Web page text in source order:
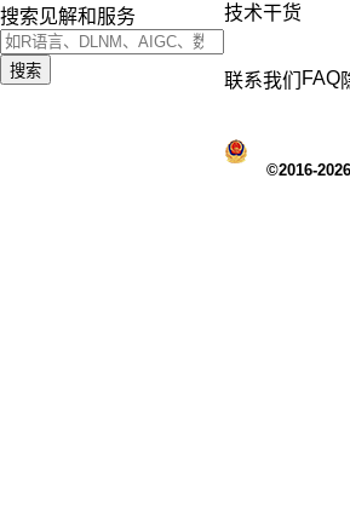
搜索见解和服务
搜索
技术干货
联系我们 FAQ
©2016-